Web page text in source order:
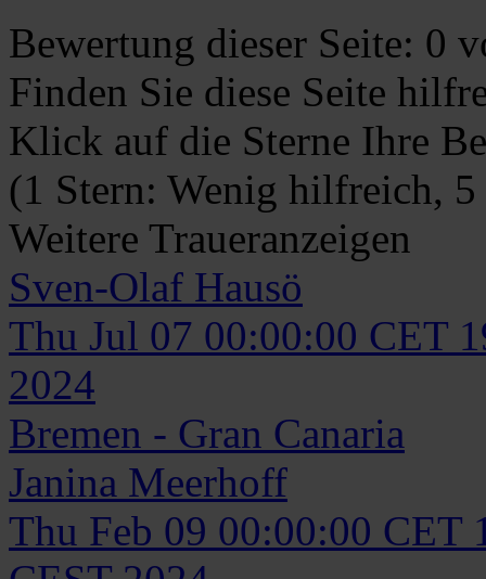
Bewertung dieser Seite: 0
Finden Sie diese Seite
Klick auf die Sterne Ihre
(1 Stern: Wenig hilfreich,
Weitere Traueranzeigen
Sven-Olaf Hausö
Thu Jul 07 00:00:00 CET
2024
Bremen - Gran Canaria
Janina Meerhoff
Thu Feb 09 00:00:00 CET